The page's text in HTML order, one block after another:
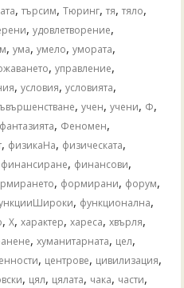
,търсим,Тюринг,тя,тяло,
,удовлетворение,
,ума,умело,умората,
,управление,
,условия,условията,
,учен,учени, Ф,
фантазията, Феномен,
, физикаНа, физическата,
финансиране, финансови,
, формирани, форум,
, функционална,
,Х,характер,хареса,хвърля,
,хуманитарната, цел,
, центрове, цивилизация,
, цял, цялата, чака, части,